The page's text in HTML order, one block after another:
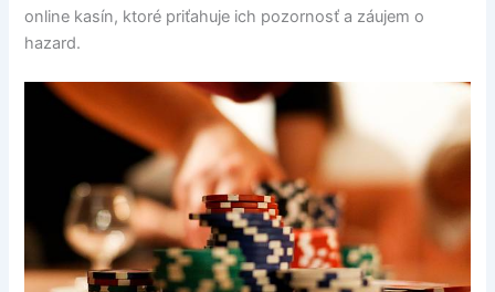
online kasín, ktoré priťahuje ich pozornosť a záujem o
hazard.